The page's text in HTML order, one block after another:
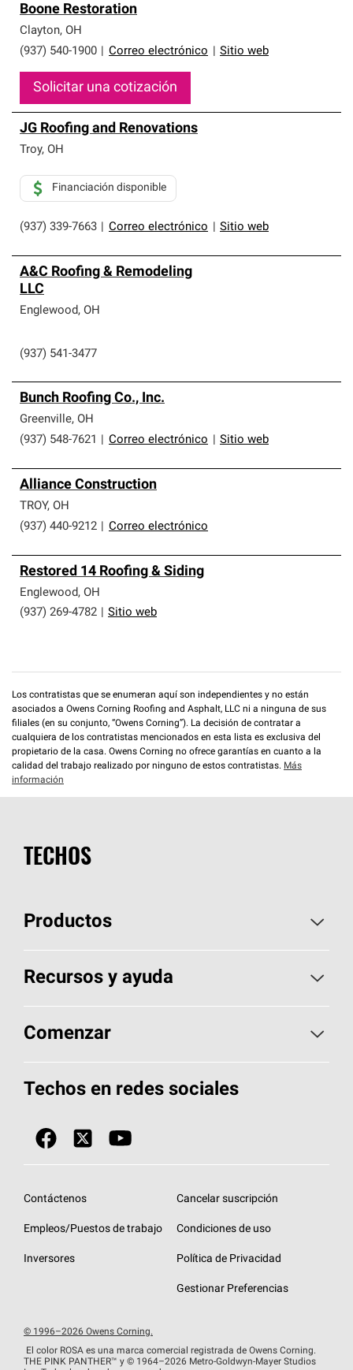
Boone Restoration
Clayton, OH
(937) 540-1900
Correo electrónico Sitio web
Solicitar una cotización
JG Roofing and Renovations
Troy, OH
(937) 339-7663 Correo electrónico Sitio web
Financiación disponible
A&C Roofing & Remodeling
LLC
Englewood, OH
(937) 541-3477
Bunch Roofing Co., Inc.
Greenville, OH
(937) 548-7621
Correo electrónico Sitio web
Alliance Construction
TROY, OH
(937) 440-9212
Correo electrónico
Restored 14 Roofing & Siding
Englewood, OH
(937) 269-4782
Sitio web
Los contratistas que se enumeran aquí son independientes y no están
asociados a Owens Corning Roofing and Asphalt, LLC ni a ninguna de sus
filiales (en su conjunto, “Owens Corning”). La decisión de contratar a
cualquiera de los contratistas mencionados en esta lista es exclusiva del
propietario de la casa. Owens Corning no ofrece garantías en cuanto a la
calidad del trabajo realizado por ninguno de estos contratistas. Más
información
TECHOS
Productos
Elija sus tejas
Encuentre un contratista
Componentes para techos
Tecnología SureNail®
Garantías de techos
Recursos y ayuda
Aspectos básicos sobre techos
Herramientas de diseño y color
Únase a la red de contratistas de techos
Diseño en el techo
Eventos para contratistas
Comenzar
Llame al 1-800-GET-PINK®
Encuentre una tienda o encuentre un
Financiamiento de techos
Techos en redes sociales
Contáctenos
Empleos/Puestos de trabajo
Inversores
Cancelar suscripción
Condiciones de uso
Política de Privacidad
Gestionar Preferencias
© 1996–2026 Owens Corning.
El color ROSA es una marca comercial registrada de Owens Corning.
THE PINK PANTHER™ y © 1964–2026 Metro-Goldwyn-Mayer Studios